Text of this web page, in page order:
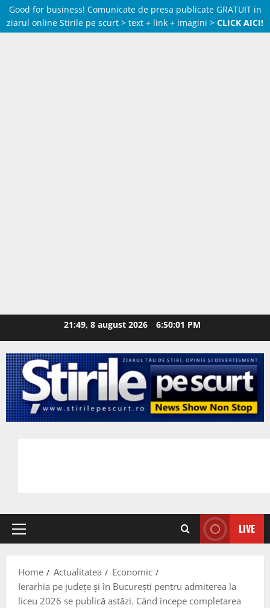
Good for business! Comunicate de presa publicate GRATUIT in
ziarul online Stirile pe scurt > text + link + imagini > CLICK AICI!
21:49, 8 august 2026 6:50:02 PM
Primary
LIVE
Home Actualitatea
Economic
Ierarhia pe județe și în București pentru admiterea la
liceu 2026 se publică astăzi. Când începe completarea